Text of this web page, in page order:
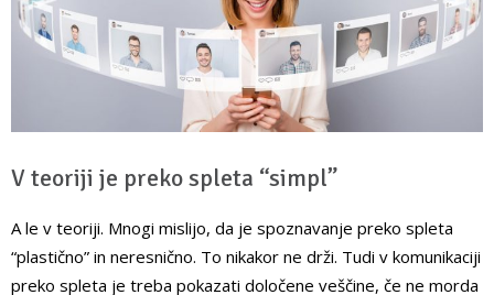
V teoriji je preko spleta “simpl”
A le v teoriji. Mnogi mislijo, da je spoznavanje preko spleta
“plastično” in neresnično. To nikakor ne drži. Tudi v komunikaciji
preko spleta je treba pokazati določene veščine, če ne morda